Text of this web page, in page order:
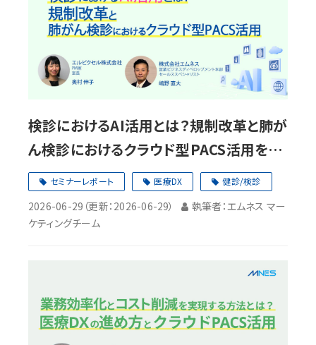
検診におけるAI活用とは？規制改革と肺が
ん検診におけるクラウド型PACS活用を解
説【セミナーレポート】
セミナーレポート 医療DX 健診/検診
2026-06-29 （更新： 2026-06-29）
執筆者：エムネス マー
ケティングチーム